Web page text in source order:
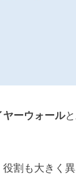
ヤーウォールと
割も大きく異